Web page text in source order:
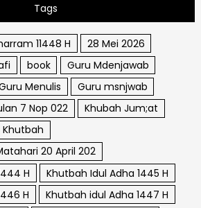
Tags
11448 H
28 Mei 2026
book
Guru Mdenjawab
Menulis
Guru msnjwab
7 Nop 022
Khubah Jum;at
Khutbah
20 April 202
H
Khutbah Idul Adha 1445 H
H
Khutbah idul Adha 1447 H